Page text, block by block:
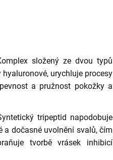
složený ze dvou typů
urychluje procesy
a pružnost pokožky a
tripeptid napodobuje
a dočasné uvolnění svalů, čím
tvorbě vrásek inhibicí